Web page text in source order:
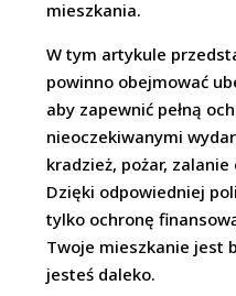
mieszkania.
W tym artykule
powinno obejmować
aby zapewnić pełną
nieoczekiwanymi
kradzież, pożar,
Dzięki odpowiedniej
tylko ochronę
Twoje mieszkanie jest
jesteś daleko.